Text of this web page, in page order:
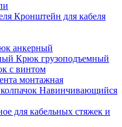
Кронштейн для кабеля
анкерный
Крюк грузоподъемный
с винтом
монтажная
Навинчивающийся